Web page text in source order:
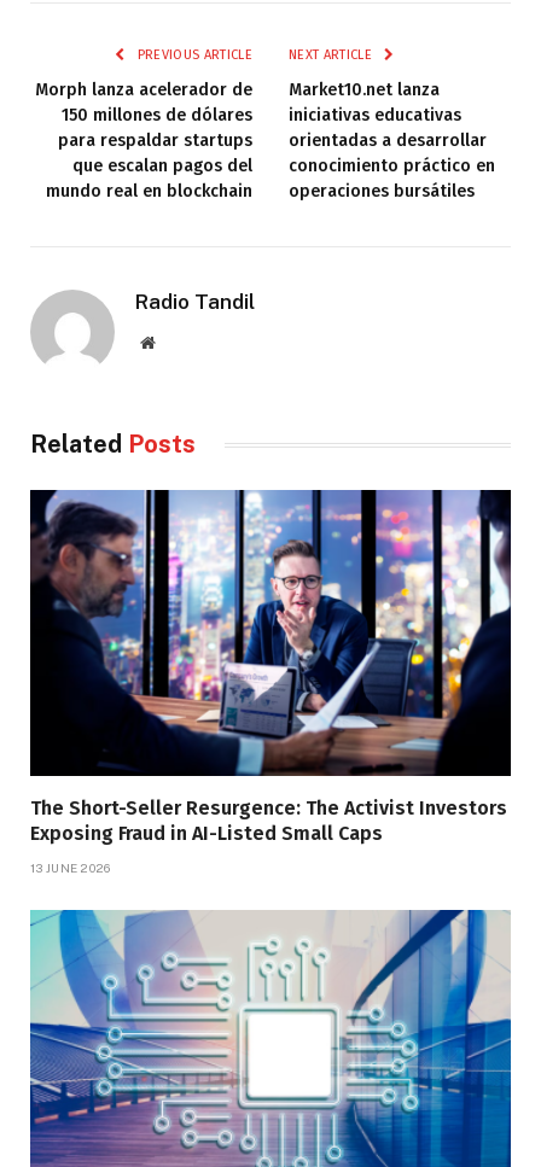
PREVIOUS ARTICLE
Morph lanza acelerador de
150 millones de dólares
para respaldar startups
que escalan pagos del
mundo real en blockchain
NEXT ARTICLE
Market10.net lanza
iniciativas educativas
orientadas a desarrollar
conocimiento práctico en
operaciones bursátiles
Radio Tandil
Website
Related Posts
The Short-Seller Resurgence: The Activist Investors
Exposing Fraud in AI-Listed Small Caps
13 JUNE 2026